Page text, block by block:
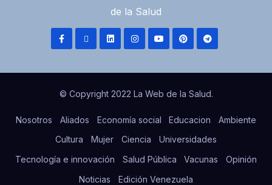
de la Salud
© Copyright 2022 La Web de la Salud.
Nosotros Aliados Economía social Educacion
Ambiente
Cultura
Mujer Ciencia
Universidades
Tecnología e innovación
Salud Pública Vacunas
Opinión
Noticias
Edición Venezuela